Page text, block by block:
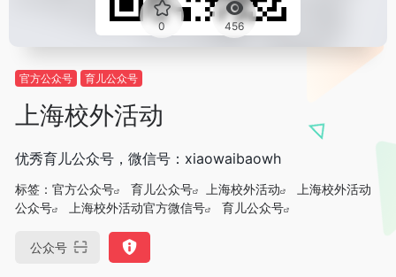
0 456
官方公众号 育儿公众号
上海校外活动
优秀育儿公众号，微信号：xiaowaibaowh
标签： 官方公众号 育儿公众号 上海校外活动
上海校外活动
公众号
上海校外活动官方微信号 育儿公众号
公众号